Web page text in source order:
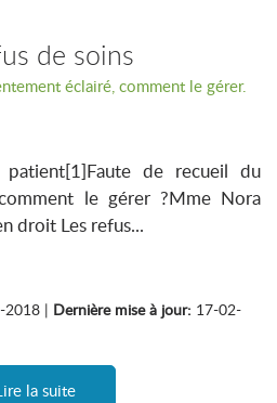
de soins
éclairé, comment le gérer.
de recueil du
le gérer ?Mme Nora
droit Les refus...
2018 | Dernière mise à jour: 17-02-
la suite